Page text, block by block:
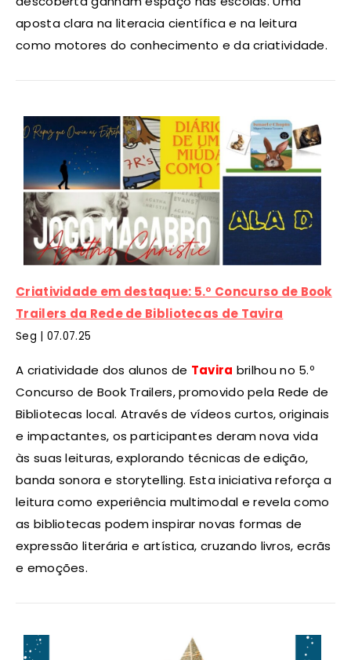
aposta clara na literacia científica e na leitura
como motores do conhecimento e da criatividade.
Criatividade em destaque: 5.º Concurso de Book
Trailers da Rede de Bibliotecas de Tavira
Seg | 07.07.25
A criatividade dos alunos de Tavira brilhou no 5.º
Concurso de Book Trailers, promovido pela Rede de
Bibliotecas local. Através de vídeos curtos, originais
e impactantes, os participantes deram nova vida
às suas leituras, explorando técnicas de edição,
banda sonora e storytelling. Esta iniciativa reforça a
leitura como experiência multimodal e revela como
as bibliotecas podem inspirar novas formas de
expressão literária e artística, cruzando livros, ecrãs
e emoções.